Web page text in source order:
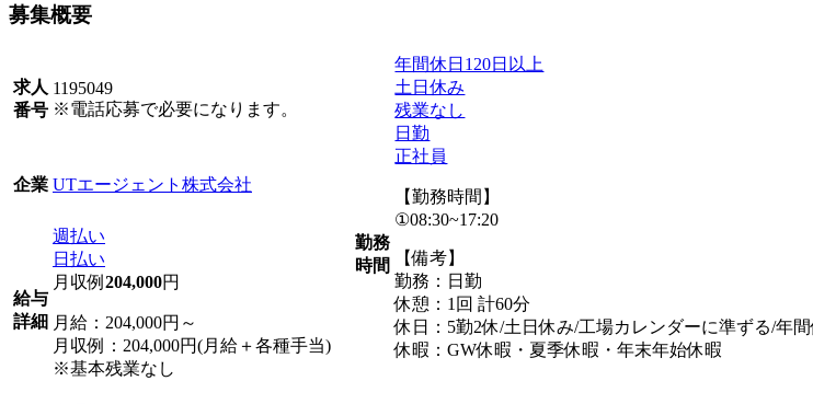
募集概要
求人
番号
1195049
※電話応募で必要になります。
企業 UTエージェント株式会社
給与
詳細
週払い
日払い
月収例 204,000円
月給：204,000円～
月収例：204,000円(月給＋各種手当)
※基本残業なし
勤務
時間
年間休日120日以上
土日休み
残業なし
日勤
正社員
【勤務時間】
①08:30~17:20
【備考】
勤務：日勤
休憩：1回 計60分
休日：5勤2休/土日休み/工場カレンダーに準ずる/年間
休暇：GW休暇・夏季休暇・年末年始休暇